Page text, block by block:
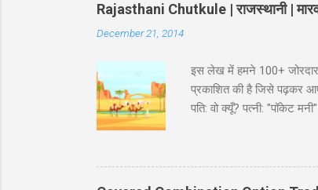
Rajasthani Chutkule | राजस्थानी |
December 21, 2014
इस लेख में हमने 100+
प्रकाशित की है जिसे पढ़कर
पति: वो क्यूँ? पत्नी: "पॉकेट
मारवाड़ी चुटकुले जोक्स -
फोटू भी तो छपसी राजस्थानी
‘सावधान’। कोई हिला तक